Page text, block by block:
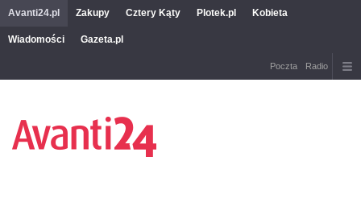
Avanti24.pl Zakupy Cztery Kąty Plotek.pl Kobieta
Wiadomości Gazeta.pl
Poczta Radio